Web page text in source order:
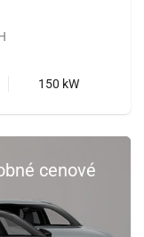
150 kW
cenové